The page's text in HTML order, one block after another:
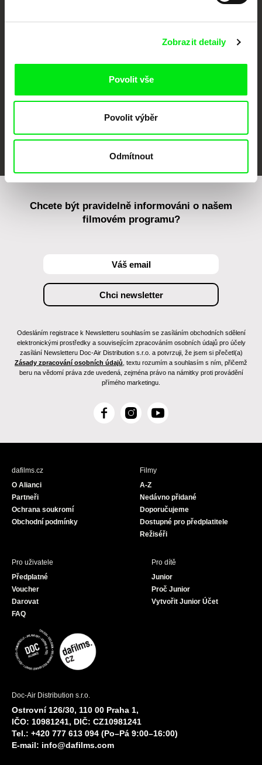
Zobrazit detaily
Povolit vše
Povolit výběr
Odmítnout
CPH:DOX Doclisboa
Millennium Docs
DOK Leipzig
FIDMarseille MFDF Ji.hlava Visions du Réel
Chcete být pravidelně informováni o našem
filmovém programu?
Odesláním registrace k Newsletteru souhlasím se zasíláním obchodních sdělení
elektronickými prostředky a souvisejícím zpracováním osobních údajů pro účely
zasílání Newsletteru Doc-Air Distribution s.r.o. a potvrzuji, že jsem si přečetl(a)
Zásady zpracování osobních údajů , textu rozumím a souhlasím s ním, přičemž
beru na vědomí práva zde uvedená, zejména právo na námitky proti provádění
přímého marketingu.
F
c
I
s
Y
u
dafilms.cz
O Alianci
Partneři
Ochrana soukromí
Obchodní podmínky
Filmy
A-Z
Nedávno přidané
Doporučujeme
Dostupné pro předplatitele
Režiséři
Pro uživatele
Předplatné
Voucher
Darovat
FAQ
Pro dítě
Junior
Proč Junior
Vytvořit Junior Účet
Doc-Air Distribution s.r.o.
Ostrovní 126/30, 110 00 Praha 1,
IČO: 10981241, DIČ: CZ10981241
Tel.: +420 777 613 094 (Po–Pá 9:00–16:00)
E-mail: info@dafilms.com